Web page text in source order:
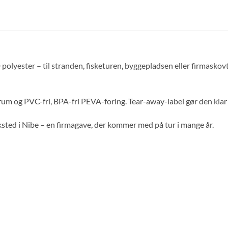
– til stranden, fisketuren, byggepladsen eller
og PVC-fri, BPA-fri PEVA-foring. Tear-away-label gør den
i Nibe – en firmagave, der kommer med på tur i mange år.